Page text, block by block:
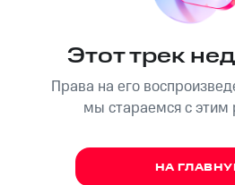
Этот трек
Права на его
мы стараемся с этим
НА